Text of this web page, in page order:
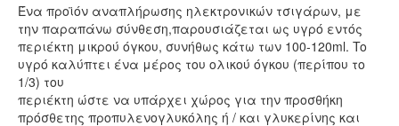
Ένα προϊόν αναπλήρωσης ηλεκτρονικών τσιγάρων, με
την παραπάνω σύνθεση,παρουσιάζεται ως υγρό εντός
περιέκτη μικρού όγκου, συνήθως κάτω των 100-120ml. To
υγρό καλύπτει ένα μέρος του ολικού όγκου (περίπου το
1/3) του
περιέκτη ώστε να υπάρχει χώρος για την προσθήκη
πρόσθετης προπυλενογλυκόλης ή / και γλυκερίνης και